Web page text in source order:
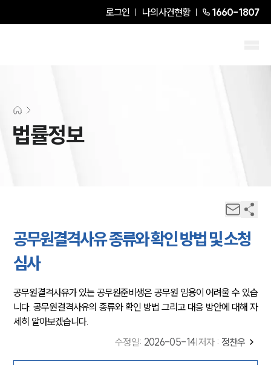
로그인 나의사건현황 1660-1807
법률정보
공무원결격사유 종류와 확인 방법 및 소청
심사
공무원결격사유가 있는 공무원준비생은 공무원 임용이 어려울 수 있습
니다. 공무원결격사유의 종류와 확인 방법 그리고 대응 방안에 대해 자
세히 알아보겠습니다.
수정일: 2026-05-14 저자 : 정찬우